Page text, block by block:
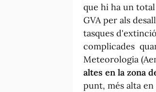
que hi ha un
GVA per als
tasques
complicades
Meteorologia
altes en la zona
punt, més alta